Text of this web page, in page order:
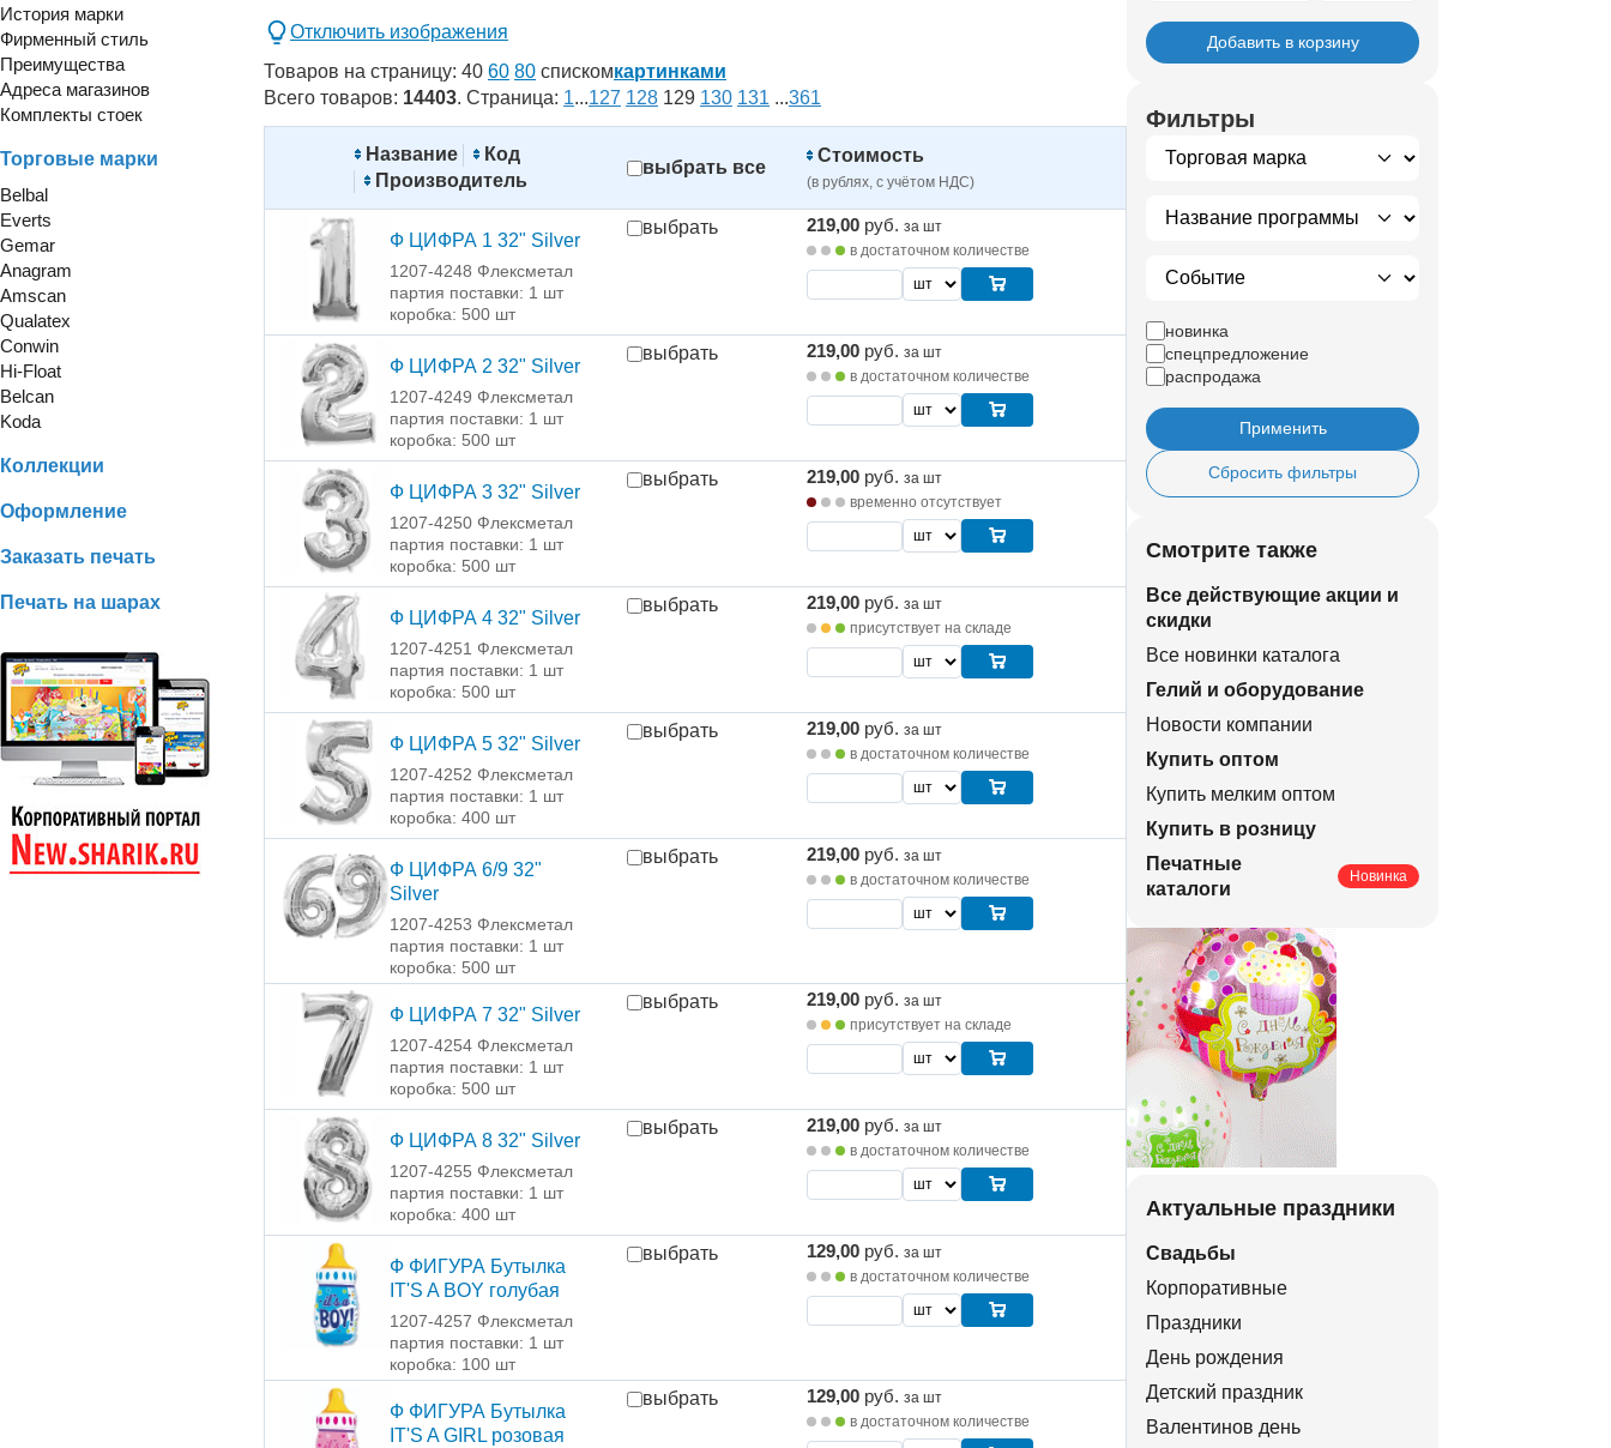
История марки
Фирменный стиль
Преимущества
Адреса магазинов
Комплекты стоек
Торговые марки
Belbal
Everts
Gemar
Anagram
Amscan
Qualatex
Conwin
Hi-Float
Belcan
Koda
Коллекции
Оформление
Заказать печать
Печать на шарах
Отключить изображения
Товаров на страницу: 40 60 80 спискомкартинками
Всего товаров: 14403. Страница: 1...127 128 129 130 131 ...361
Название
Код
Производитель
выбрать все
Стоимость
(в рублях, с учётом НДС)
Ф ЦИФРА 1 32" Silver
1207-4248 Флексметал
партия поставки: 1 шт
коробка: 500 шт
выбрать 219,00 руб. за шт
в достаточном количестве
Ф ЦИФРА 2 32" Silver
1207-4249 Флексметал
партия поставки: 1 шт
коробка: 500 шт
выбрать 219,00 руб. за шт
в достаточном количестве
Ф ЦИФРА 3 32" Silver
1207-4250 Флексметал
партия поставки: 1 шт
коробка: 500 шт
выбрать 219,00 руб. за шт
временно отсутствует
Ф ЦИФРА 4 32" Silver
1207-4251 Флексметал
партия поставки: 1 шт
коробка: 500 шт
выбрать 219,00 руб. за шт
присутствует на складе
Ф ЦИФРА 5 32" Silver
1207-4252 Флексметал
партия поставки: 1 шт
коробка: 400 шт
выбрать 219,00 руб. за шт
в достаточном количестве
Ф ЦИФРА 6/9 32"
Silver
1207-4253 Флексметал
партия поставки: 1 шт
коробка: 500 шт
выбрать 219,00 руб. за шт
в достаточном количестве
Ф ЦИФРА 7 32" Silver
1207-4254 Флексметал
партия поставки: 1 шт
коробка: 500 шт
выбрать 219,00 руб. за шт
присутствует на складе
Ф ЦИФРА 8 32" Silver
1207-4255 Флексметал
партия поставки: 1 шт
коробка: 400 шт
выбрать 219,00 руб. за шт
в достаточном количестве
Ф ФИГУРА Бутылка
IT'S A BOY голубая
1207-4257 Флексметал
партия поставки: 1 шт
коробка: 100 шт
выбрать 129,00 руб. за шт
в достаточном количестве
Ф ФИГУРА Бутылка
IT'S A GIRL розовая
выбрать 129,00 руб. за шт
в достаточном количестве
Добавить в корзину
Фильтры
новинка
спецпредложение
распродажа
Применить
Сбросить фильтры
Смотрите также
Все действующие акции и
скидки
Все новинки каталога
Гелий и оборудование
Новости компании
Купить оптом
Купить мелким оптом
Купить в розницу
Печатные
каталоги
Новинка
Актуальные праздники
Свадьбы
Корпоративные
Праздники
День рождения
Детский праздник
Валентинов день